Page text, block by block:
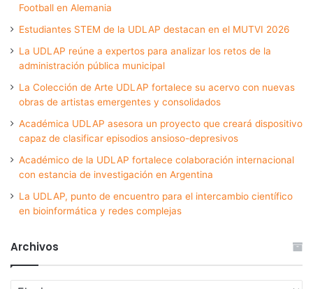
Football en Alemania
Estudiantes STEM de la UDLAP destacan en el MUTVI 2026
La UDLAP reúne a expertos para analizar los retos de la
administración pública municipal
La Colección de Arte UDLAP fortalece su acervo con nuevas
obras de artistas emergentes y consolidados
Académica UDLAP asesora un proyecto que creará dispositivo
capaz de clasificar episodios ansioso-depresivos
Académico de la UDLAP fortalece colaboración internacional
con estancia de investigación en Argentina
La UDLAP, punto de encuentro para el intercambio científico
en bioinformática y redes complejas
Archivos
Archivos